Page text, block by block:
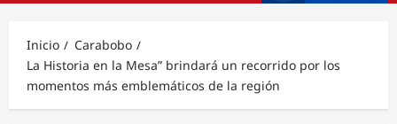
Inicio
Carabobo
La Historia en la Mesa” brindará un recorrido por los
momentos más emblemáticos de la región